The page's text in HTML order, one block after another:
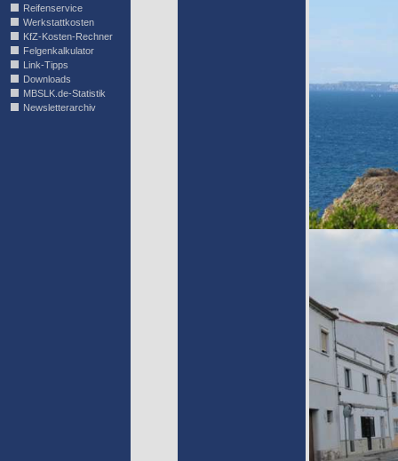
Reifenservice
Werkstattkosten
KfZ-Kosten-Rechner
Felgenkalkulator
Link-Tipps
Downloads
MBSLK.de-Statistik
Newsletterarchiv